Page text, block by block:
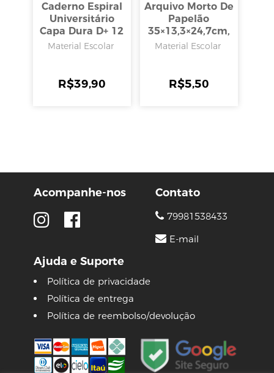
Caderno Espiral
Universitário
Capa Dura D+ 12
Matérias 240
Material Escolar
R$39,90
Arquivo Morto De
Papelão
35×13,3×24,7cm,
São Carlos
Material Escolar
R$5,50
Acompanhe-nos
Ajuda e Suporte
Política de privacidade
Política de entrega
Política de reembolso/devolução
Contato
79981538433
E-mail